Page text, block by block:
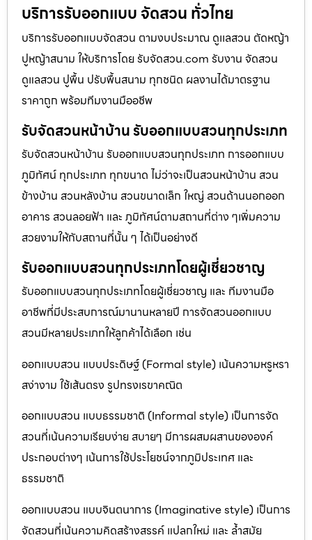
บริการรับออกแบบ จัดสวน ทั่วไทย
บริการรับออกแบบจัดสวน ตามงบประมาณ ดูเเลสวน ตัดหญ้า
ปูหญ้าสนาม ให้บริการโดย รับจัดสวน.com รับงาน จัดสวน
ดูแลสวน ปูพื้น ปรับพื้นสนาม ทุกชนิด ผลงานได้มาตรฐาน
ราคาถูก พร้อมทีมงานมืออชีพ
รับจัดสวนหน้าบ้าน รับออกแบบสวนทุกประเภท
รับจัดสวนหน้าบ้าน รับออกแบบสวนทุกประเภท การออกแบบ
ภูมิทัศน์ ทุกประเภท ทุกขนาด ไม่ว่าจะเป็นสวนหน้าบ้าน สวน
ข้างบ้าน สวนหลังบ้าน สวนขนาดเล็ก ใหญ่ สวนด้านนอกออก
อาคาร สวนลอยฟ้า และ ภูมิทัศน์ตามสถานที่ต่าง ๆเพิ่มความ
สวยงามให้กับสถานที่นั้น ๆ ได้เป็นอย่างดี
รับออกแบบสวนทุกประเภทโดยผู้เชี่ยวชาญ
รับออกแบบสวนทุกประเภทโดยผู้เชี่ยวชาญ และ ทีมงานมือ
อาชีพที่มีประสบการณ์มานานหลายปี การจัดสวนออกแบบ
สวนมีหลายประเภทให้ลูกค้าได้เลือก เช่น
ออกแบบสวน แบบประดิษฐ์ (Formal style) เน้นความหรูหรา
สง่างาม ใช้เส้นตรง รูปทรงเรขาคณิต
ออกแบบสวน แบบธรรมชาติ (Informal style) เป็นการจัด
สวนที่เน้นความเรียบง่าย สบายๆ มีการผสมผสานขององค์
ประกอบต่างๆ เน้นการใช้ประโยชน์จากภูมิประเทศ และ
ธรรมชาติ
ออกแบบสวน แบบจินตนาการ (Imaginative style) เป็นการ
จัดสวนที่เน้นความคิดสร้างสรรค์ แปลกใหม่ และ ล้ำสมัย